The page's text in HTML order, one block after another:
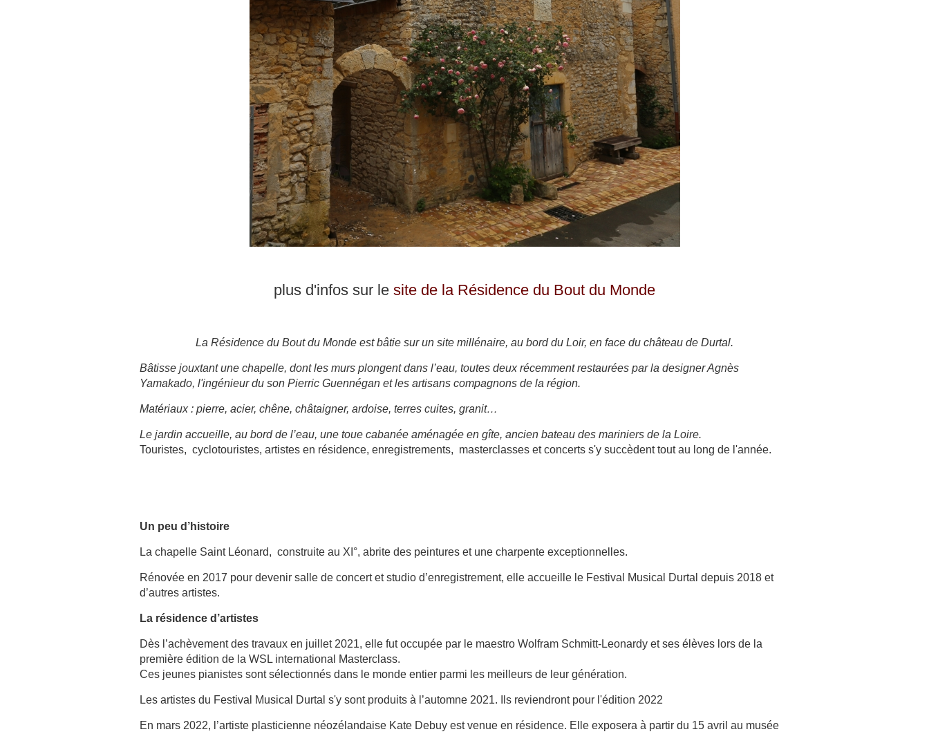
plus d'infos sur le site de la Résidence du Bout du Monde
La Résidence du Bout du Monde est bâtie sur un site millénaire, au bord du Loir, en face du château de Durtal.
Bâtisse jouxtant une chapelle, dont les murs plongent dans l’eau, toutes deux récemment restaurées par la designer Agnès
Yamakado, l'ingénieur du son Pierric Guennégan et les artisans compagnons de la région.
Matériaux : pierre, acier, chêne, châtaigner, ardoise, terres cuites, granit…
Le jardin accueille, au bord de l’eau, une toue cabanée aménagée en gîte, ancien bateau des mariniers de la Loire.
Touristes, cyclotouristes, artistes en résidence, enregistrements, masterclasses et concerts s'y succèdent tout au long de l'année.
Un peu d’histoire
La chapelle Saint Léonard, construite au XI°, abrite des peintures et une charpente exceptionnelles.
Rénovée en 2017 pour devenir salle de concert et studio d’enregistrement, elle accueille le Festival Musical Durtal depuis 2018 et
d’autres artistes.
La résidence d’artistes
Dès l’achèvement des travaux en juillet 2021, elle fut occupée par le maestro Wolfram Schmitt-Leonardy et ses élèves lors de la
première édition de la WSL international Masterclass.
Ces jeunes pianistes sont sélectionnés dans le monde entier parmi les meilleurs de leur génération.
Les artistes du Festival Musical Durtal s'y sont produits à l’automne 2021. Ils reviendront pour l'édition 2022
En mars 2022, l’artiste plasticienne néozélandaise Kate Debuy est venue en résidence. Elle exposera à partir du 15 avril au musée